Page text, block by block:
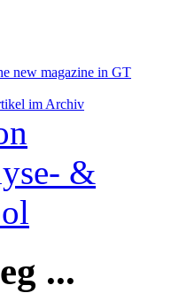
new magazine in GT
im Archiv
...